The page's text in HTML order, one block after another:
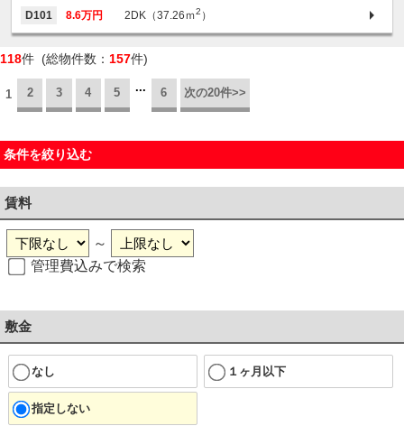
D101 8.6万円 2DK（37.26ｍ2 ）
118件 (総物件数： 157件)
1 2 3 4 5 ... 6 次の20件>>
条件を絞り込む
賃料
～
管理費込みで検索
敷金
なし １ヶ月以下
指定しない